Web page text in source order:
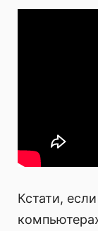
Кстати,